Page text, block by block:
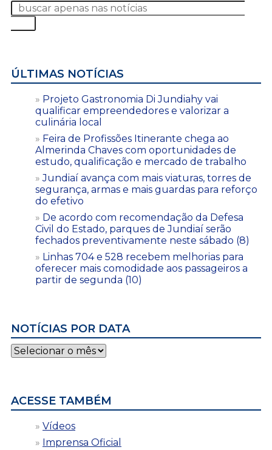
ÚLTIMAS NOTÍCIAS
Projeto Gastronomia Di Jundiahy vai
qualificar empreendedores e valorizar a
culinária local
Feira de Profissões Itinerante chega ao
Almerinda Chaves com oportunidades de
estudo, qualificação e mercado de trabalho
Jundiaí avança com mais viaturas, torres de
segurança, armas e mais guardas para reforço
do efetivo
De acordo com recomendação da Defesa
Civil do Estado, parques de Jundiaí serão
fechados preventivamente neste sábado (8)
Linhas 704 e 528 recebem melhorias para
oferecer mais comodidade aos passageiros a
partir de segunda (10)
NOTÍCIAS POR DATA
Notícias
por
ACESSE TAMBÉM
Vídeos
Imprensa Oficial